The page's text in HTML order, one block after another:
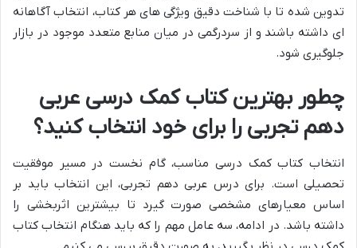
تدوین شده تا با شناخت دقیق ویژگی های هر کتاب، انتخاب آگاهانه
ای داشته باشند و از سردرگمی در میان منابع متعدد موجود در بازار
جلوگیری شود.
چطور بهترین کتاب کمک درسی عربی
دهم تجربی را برای خود انتخاب کنید؟
انتخاب کتاب کمک درسی مناسب، گام نخست در مسیر موفقیت
تحصیلی است. برای درس عربی دهم تجربی، این انتخاب باید بر
اساس معیارهای مشخصی صورت گیرد تا بیشترین اثربخشی را
داشته باشد. در ادامه، سه عامل مهم را که باید هنگام انتخاب کتاب